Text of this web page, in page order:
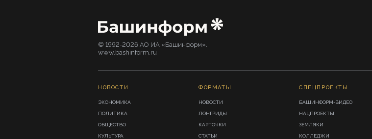
© 1992-2026 АО ИА «Башинформ».
www.bashinform.ru
НОВОСТИ
ЭКОНОМИКА
ПОЛИТИКА
ОБЩЕСТВО
КУЛЬТУРА
ФОРМАТЫ
НОВОСТИ
ЛОНГРИДЫ
КАРТОЧКИ
СТАТЬИ
СПЕЦПРОЕКТЫ
БАШИНФОРМ-ВИДЕО
НАЦПРОЕКТЫ
ЗЕМЛЯКИ
КОЛЛЕДЖИ